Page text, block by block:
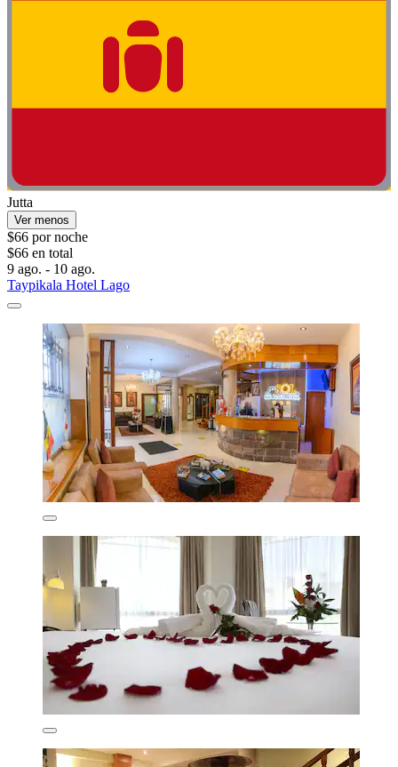
Jutta
Ver menos
$66 por noche
$66 en total
9 ago. - 10 ago.
Taypikala Hotel Lago